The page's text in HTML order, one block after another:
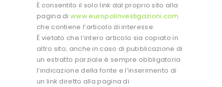
È consentito il solo link dal proprio sito alla
pagina di www.europolinvestigazioni.com
che contiene l’articolo di interesse.
È vietato che l’intero articolo sia copiato in
altro sito; anche in caso di pubblicazione di
un estratto parziale è sempre obbligatoria
l’indicazione della fonte e l’inserimento di
un link diretto alla pagina di